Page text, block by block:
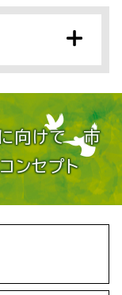
に向けて 市
ンセプト